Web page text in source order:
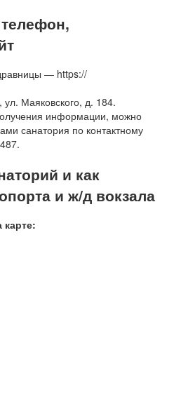
— https://
ул. Маяковского, д. 184.
информации, можно
санатория по контактному
и как
и ж/д вокзала